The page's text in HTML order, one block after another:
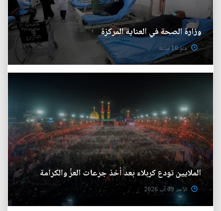
وزارة الصحة في العناية المركزة
منذ 10 ساعة
الملايين تودع كربلاء بعد أخذ جرعات العزّ والكرامة
الأحد 09 آب 2026